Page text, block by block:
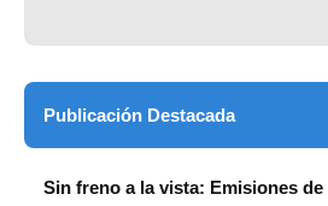
Publicación Destacada
Sin freno a la vista: Emisiones